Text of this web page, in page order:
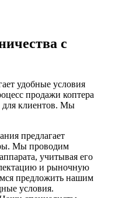
с
удобные условия
продажи коптера
клиентов. Мы
предлагает
Мы проводим
учитывая его
и рыночную
предложить нашим
условия.